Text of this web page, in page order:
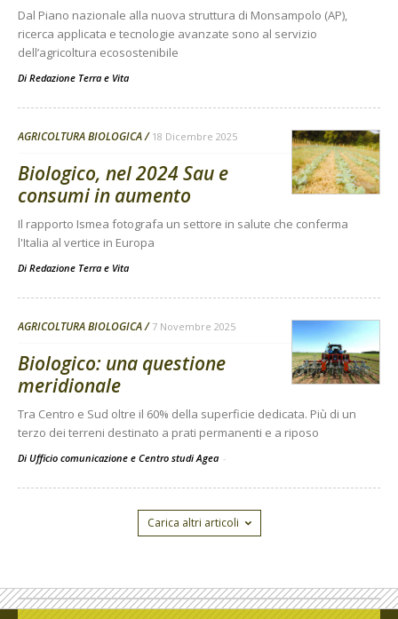
Dal Piano nazionale alla nuova struttura di Monsampolo (AP),
ricerca applicata e tecnologie avanzate sono al servizio
dell’agricoltura ecosostenibile
Di Redazione Terra e Vita
AGRICOLTURA BIOLOGICA 18 Dicembre 2025
Biologico, nel 2024 Sau e
consumi in aumento
Il rapporto Ismea fotografa un settore in salute che conferma
l'Italia al vertice in Europa
Di Redazione Terra e Vita
AGRICOLTURA BIOLOGICA 7 Novembre 2025
Biologico: una questione
meridionale
Tra Centro e Sud oltre il 60% della superficie dedicata. Più di un
terzo dei terreni destinato a prati permanenti e a riposo
Di Ufficio comunicazione e Centro studi Agea -
Carica altri articoli